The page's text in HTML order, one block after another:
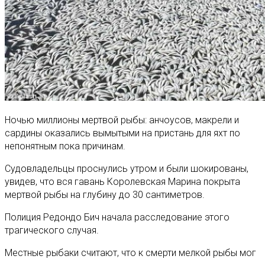
Ночью миллионы мертвой рыбы: анчоусов, макрели и
сардины оказались вымытыми на пристань для яхт по
непонятным пока причинам.
Судовладельцы проснулись утром и были шокированы,
увидев, что вся гавань Королевская Марина покрыта
мертвой рыбы на глубину до 30 сантиметров.
Полиция Редондо Бич начала расследование этого
трагического случая.
Местные рыбаки считают, что к смерти мелкой рыбы мог